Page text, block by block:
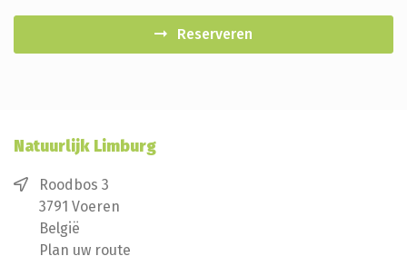
Reserveren
Natuurlijk Limburg
Roodbos 3
3791 Voeren
België
Plan uw route